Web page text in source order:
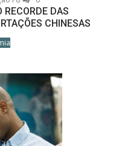
RECORDE DAS
CHINESAS